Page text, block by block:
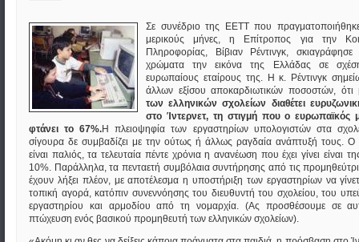
Σε συνέδριο της ΕΕΤΤ που
μερικούς μήνες, η Επίτροπος για την
Πληροφορίας, Βίβιαν Ρέντινγκ,
χρώματα την εικόνα της Ελλάδας σε
ευρωπαίους εταίρους της. Η κ. Ρέντινγκ
άλλων εξίσου αποκαρδιωτικών ποσοστών, ότι
των ελληνικών σχολείων διαθέτει
στο Ίντερνετ, τη στιγμή που ο ευρωπαϊκός
φτάνει το 67%.Η πλειοψηφία των εργαστηρίων υπολογιστών στα
σίγουρα δε συμβαδίζει με την ούτως ή άλλως ραγδαία ανάπτυξή τους. Ο
είναι παλιός, τα τελευταία πέντε χρόνια η ανανέωση που έχει γίνει είναι
10%. Παράλληλα, τα πενταετή συμβόλαια συντήρησης από τις
έχουν λήξει πλέον, με αποτέλεσμα η υποστήριξη των εργαστηρίων να
τοπική αγορά, κατόπιν συνεννόησης του διευθυντή του σχολείου, του
εργαστηρίου και αρμοδίου από τη νομαρχία. (Ας προσθέσουμε σε
πτώχευση ενός βασικού προμηθευτή των ελληνικών σχολείων).